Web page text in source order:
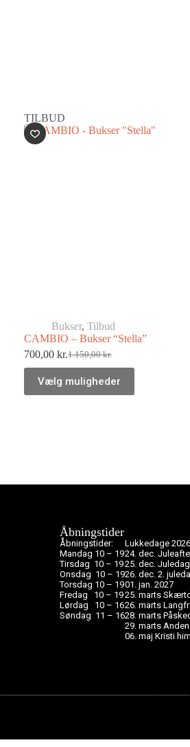
TILBUD
Bukser, Tilbud
CAMBIO – Bukser “Stella”
1.150,00kr.
700,00 kr.
Vælg muligheder
Åbningstider
Åbningstider:
Mandag 10 – 19
Tirsdag 10 – 19
Onsdag 10 – 19
Torsdag 10 – 19
Fredag 10 – 19
Lørdag 10 – 16
Søndag 11 – 16
Lukkedage
24. dec.
25. dec. Juledag
26. dec. 2.
01. jan. 2027
25. marts
26. marts
28. marts
29. marts
06. maj Kristi